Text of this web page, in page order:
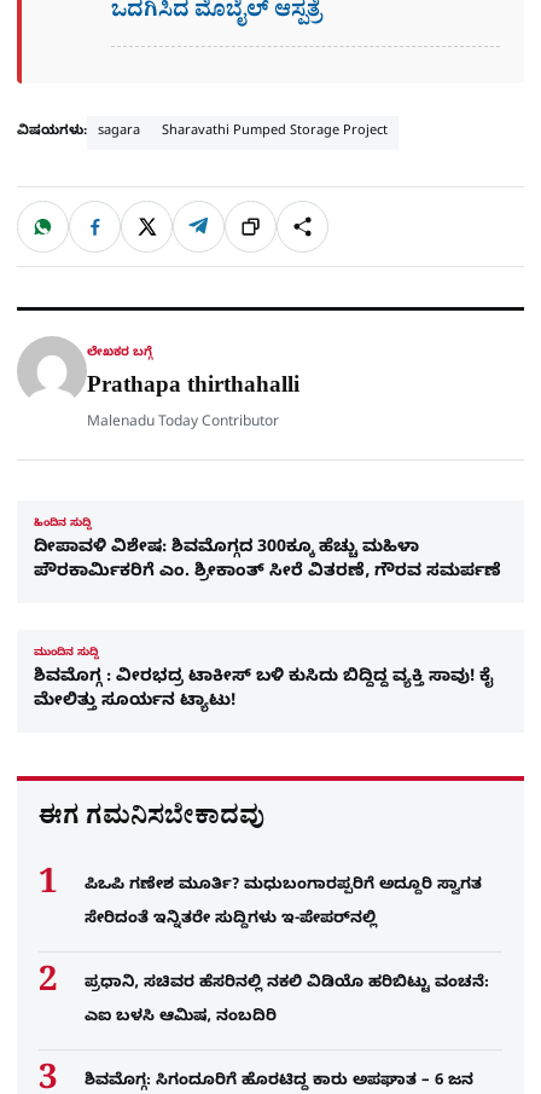
ಒದಗಿಸಿದ ಮೊಬೈಲ್ ಆಸ್ಪತ್ರೆ
ವಿಷಯಗಳು: sagara Sharavathi Pumped Storage Project
ಹಂಚಿಕೊಳ್ಳಿ
W
a
t
p
p
F
c
e
o
k
X T
l
e
a
m
ಲಿಂ
ಕ್
S
h
a
ಲೇಖಕರ ಬಗ್ಗೆ
Prathapa thirthahalli
Malenadu Today Contributor
ಹಿಂದಿನ ಸುದ್ದಿ
ದೀಪಾವಳಿ ವಿಶೇಷ: ಶಿವಮೊಗ್ಗದ 300ಕ್ಕೂ ಹೆಚ್ಚು ಮಹಿಳಾ
ಪೌರಕಾರ್ಮಿಕರಿಗೆ ಎಂ. ಶ್ರೀಕಾಂತ್ ಸೀರೆ ವಿತರಣೆ, ಗೌರವ ಸಮರ್ಪಣೆ
ಮುಂದಿನ ಸುದ್ದಿ
ಶಿವಮೊಗ್ಗ : ವೀರಭದ್ರ ಟಾಕೀಸ್​ ಬಳಿ ಕುಸಿದು ಬಿದ್ದಿದ್ದ ವ್ಯಕ್ತಿ ಸಾವು! ಕೈ
ಮೇಲಿತ್ತು ಸೂರ್ಯನ ಟ್ಯಾಟು!
ಈಗ ಗಮನಿಸಬೇಕಾದವು
ಪಿಒಪಿ ಗಣೇಶ ಮೂರ್ತಿ? ಮಧುಬಂಗಾರಪ್ಪರಿಗೆ ಅದ್ದೂರಿ ಸ್ವಾಗತ
ಸೇರಿದಂತೆ ಇನ್ನಿತರೇ ಸುದ್ದಿಗಳು ಇ-ಪೇಪರ್​ನಲ್ಲಿ
ಪ್ರಧಾನಿ, ಸಚಿವರ ಹೆಸರಿನಲ್ಲಿ ನಕಲಿ ವಿಡಿಯೊ ಹರಿಬಿಟ್ಟು ವಂಚನೆ:
ಎಐ ಬಳಸಿ ಆಮಿಷ, ನಂಬದಿರಿ
ಶಿವಮೊಗ್ಗ: ಸಿಗಂದೂರಿಗೆ ಹೊರಟಿದ್ದ ಕಾರು ಅಪಘಾತ – 6 ಜನ